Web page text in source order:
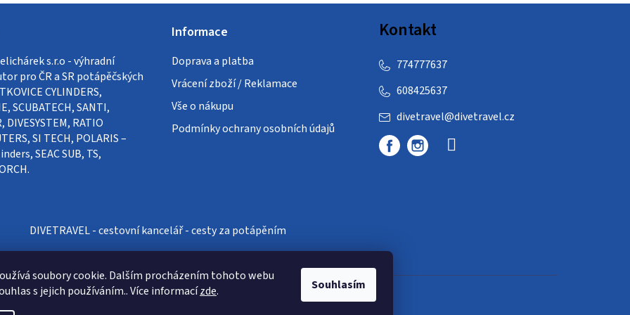
soubory cookie. Dalším procházením tohoto webu
s jejich používáním.. Více informacízde. Souhlasím
s.r.o - výhradní
pro ČR a SR potápěčských
CYLINDERS,
SCUBATECH, SANTI,
DIVESYSTEM, RATIO
SI TECH, POLARIS –
SEAC SUB, TS,
Informace
Doprava a platba
Vrácení zboží / Reklamace
Vše o nákupu
Podmínky ochrany osobních údajů
Kontakt
divetravel@divetravel.cz
608425637
774777637
DIVETRAVEL - cestovní kancelář - cesty za potápěním